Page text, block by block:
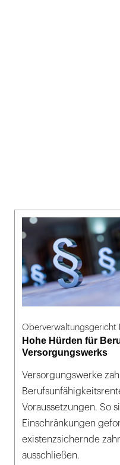
Oberverwaltungsgericht
Hohe Hürden für
Versorgungswerks
Versorgungswerke
Voraussetzungen. So
Einschränkungen
existenzsichernde
ausschließen.